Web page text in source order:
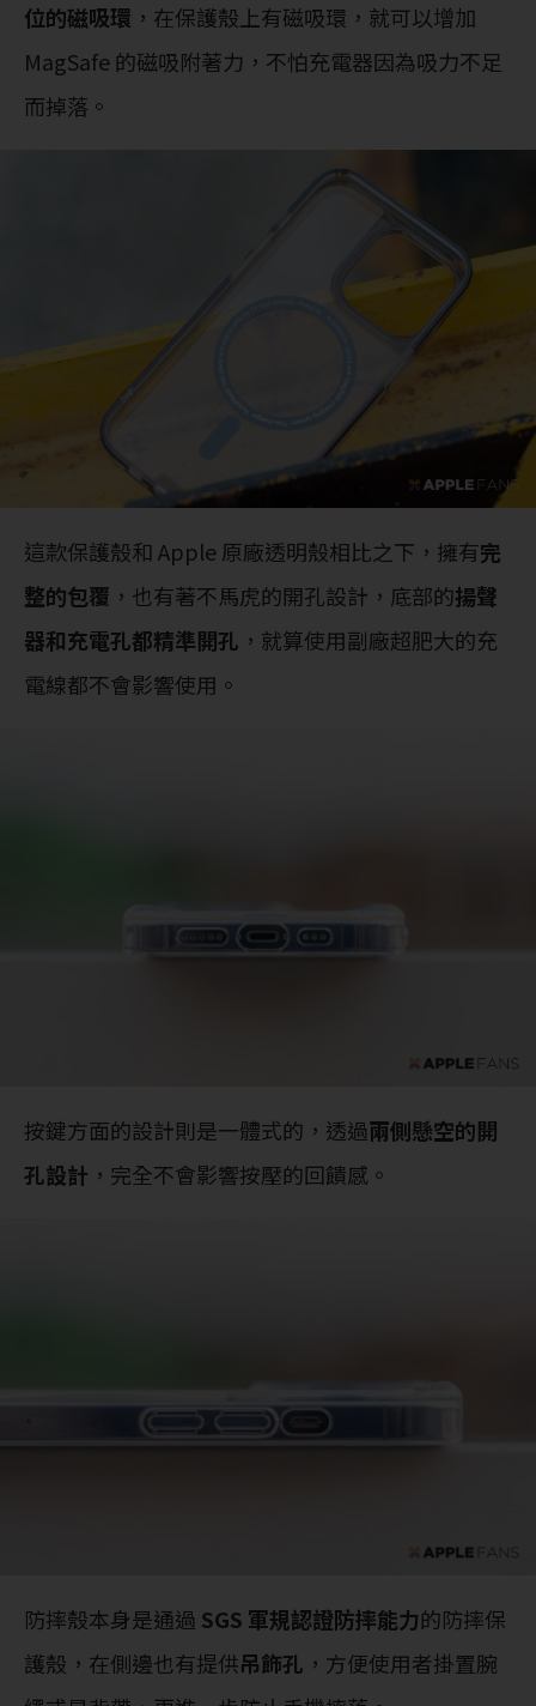
位的磁吸環 ，在保護殼上有磁吸環，就可以增加
MagSafe 的磁吸附著力，不怕充電器因為吸力不足
而掉落。
這款保護殼和 Apple 原廠透明殼相比之下，擁有完
整的包覆 ，也有著不馬虎的開孔設計，底部的揚聲
器和充電孔都精準開孔 ，就算使用副廠超肥大的充
電線都不會影響使用。
按鍵方面的設計則是一體式的，透過兩側懸空的開
孔設計 ，完全不會影響按壓的回饋感。
防摔殼本身是通過 SGS 軍規認證防摔能力的防摔保
護殼，在側邊也有提供吊飾孔 ，方便使用者掛置腕